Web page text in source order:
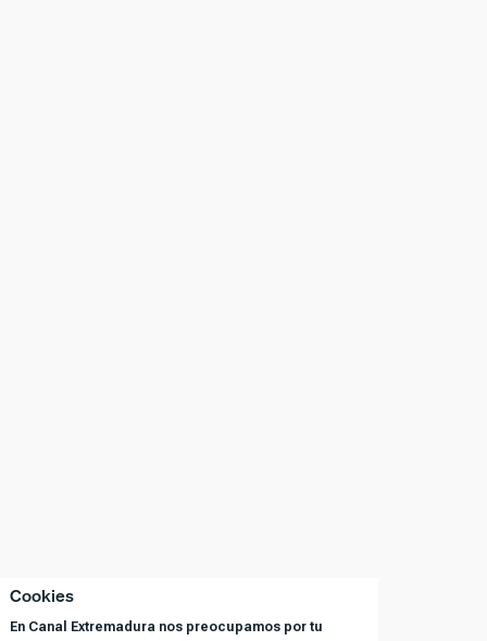
Cookies
En Canal Extremadura nos preocupamos por tu